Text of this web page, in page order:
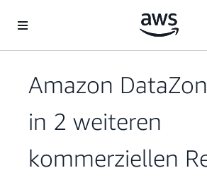
Überspringen zum Hauptinhalt
Amazon
in 2 weiteren
kommerziellen